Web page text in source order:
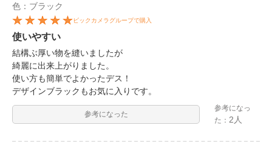
色：ブラック
ビックカメラグループで購入
使いやすい
結構ぶ厚い物を縫いましたが
綺麗に出来上がりました。
使い方も簡単でよかったデス！
デザインブラックもお気に入りです。
参考になった
参考になっ
た：2人